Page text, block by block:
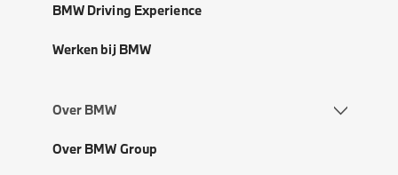
BMW Driving Experience
Werken bij BMW
Over BMW
Over BMW Group